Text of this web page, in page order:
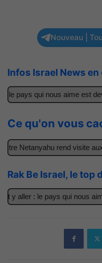
Nouveau |
Infos Israel News en
pays qui nous aime est
Ce qu'on vous
Netanyahu rend visite aux
Rak Be Israel, le top
y aller : le pays qui nous aime